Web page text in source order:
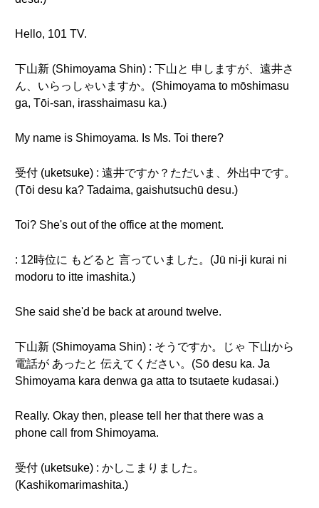
Hello, 101 TV.
下山新 (Shimoyama Shin) : 下山と 申しますが、遠井さ
ん、いらっしゃいますか。(Shimoyama to mōshimasu
ga, Tōi-san, irasshaimasu ka.)
My name is Shimoyama. Is Ms. Toi there?
受付 (uketsuke) : 遠井ですか？ただいま、外出中です。
(Tōi desu ka? Tadaima, gaishutsuchū desu.)
Toi? She's out of the office at the moment.
: 12時位に もどると 言っていました。(Jū ni-ji kurai ni
modoru to itte imashita.)
She said she'd be back at around twelve.
下山新 (Shimoyama Shin) : そうですか。じゃ 下山から
電話が あったと 伝えてください。(Sō desu ka. Ja
Shimoyama kara denwa ga atta to tsutaete kudasai.)
Really. Okay then, please tell her that there was a
phone call from Shimoyama.
受付 (uketsuke) : かしこまりました。
(Kashikomarimashita.)